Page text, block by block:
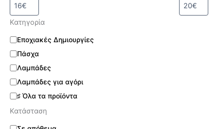
Κατηγορία
Εποχιακές Δημιουργίες
Πάσχα
Λαμπάδες
Λαμπάδες για αγόρι
♯ Όλα τα προϊόντα
Κατάσταση